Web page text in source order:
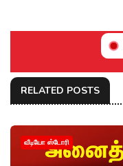
RELATED POSTS
வீடியோ ஸ்டோரி